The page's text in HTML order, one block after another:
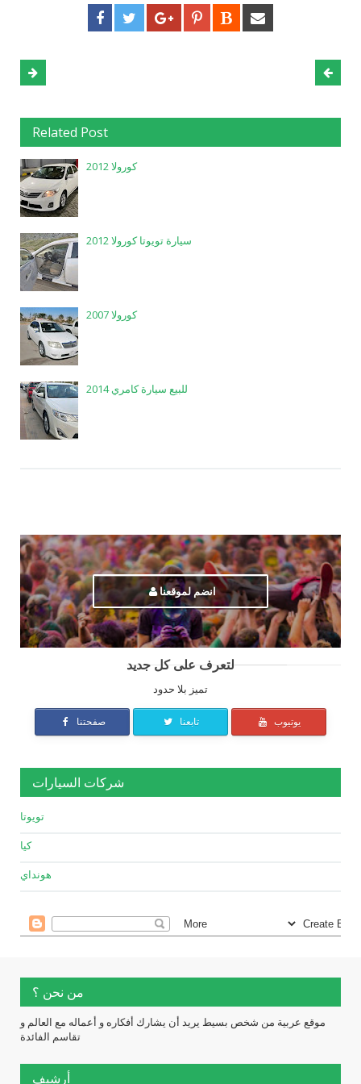
Related Post
كورولا 2012
سيارة تويوتا كورولا 2012
كورولا 2007
للبيع سيارة كامري 2014
انضم لموقعنا
لتعرف على كل جديد
تميز بلا حدود
صفحتنا تابعنا يوتيوب
شركات السيارات
تويوتا
كيا
هونداي
من نحن ؟
موقع عربية من شخص بسيط يريد أن يشارك أفكاره و أعماله مع العالم و
تقاسم الفائدة
أرشيف